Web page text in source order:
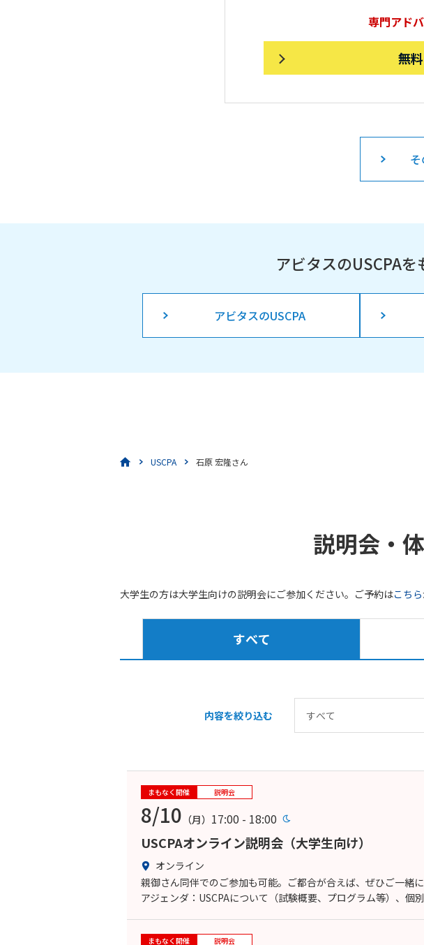
専門アド
無
アビタスのUSCPAを
アビタスのUSCPA
USCPA 石原 宏隆さん
説明会・
大学生の方は大学生向けの説明会にご参加ください。ご予約はこちら
すべて
内容を絞り込む
まもなく開催 説明会
8/10 （月） 17:00 - 18:00
USCPAオンライン説明会（大学生向け）
オンライン
親御さん同伴でのご参加も可能。ご都合が合えば、ぜひご一緒
アジェンダ：USCPAについて（試験概要、プログラム等）、個
まもなく開催 説明会